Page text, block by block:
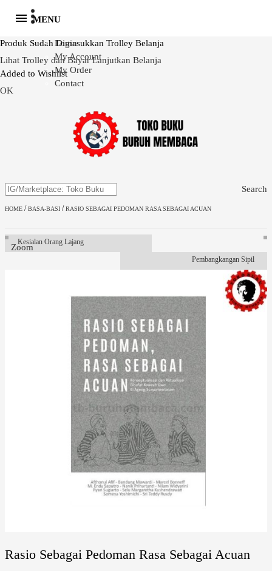
Produk Sudah Dimasukkan Trolley Belanja
Lihat Trolley dan Bayar Lanjutkan Belanja
Added to Wishlist
OK
MENU
Login
My Account
My Order
Contact
Search
HOME /BASA-BASI /RASIO SEBAGAI PEDOMAN RASA SEBAGAI ACUAN
Kesialan Orang Lajang
Pembangkangan Sipil
Zoom
Rasio Sebagai Pedoman Rasa Sebagai Acuan